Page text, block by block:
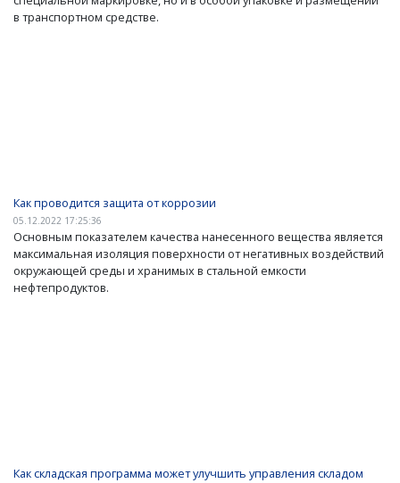
в транспортном средстве.
Как проводится защита от коррозии
05.12.2022 17:25:36
Основным показателем качества нанесенного вещества является
максимальная изоляция поверхности от негативных воздействий
окружающей среды и хранимых в стальной емкости
нефтепродуктов.
Как складская программа может улучшить управления складом